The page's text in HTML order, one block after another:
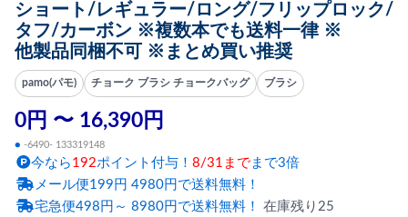
ショート/レギュラー/ロング/フリップロック/
タフ/カーボン ※複数本でも送料一律 ※
他製品同梱不可 ※まとめ買い推奨
pamo(パモ) チョーク ブラシ チョークバッグ ブラシ
0円 〜 16,390円
● -6490- 133319148
今なら 192ポイント付与！ 8/31まで まで3倍
メール便199円 4980円で送料無料！
宅急便498円～ 8980円で送料無料！ 在庫残り25